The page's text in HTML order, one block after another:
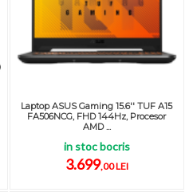
Laptop ASUS Gaming 15.6'' TUF A15
FA506NCG, FHD 144Hz, Procesor
AMD ...
in stoc bocris
3.699,00 LEI